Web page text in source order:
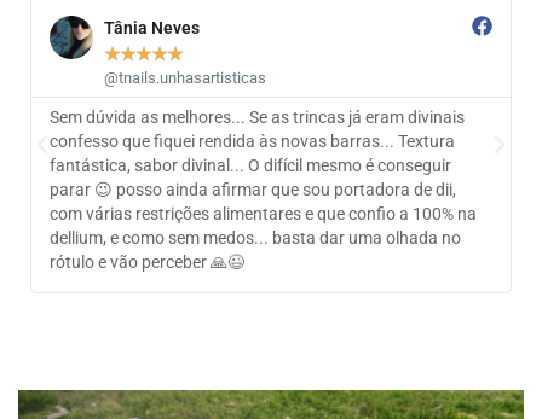
Tânia Neves
★★★★★
@tnails.unhasartisticas
Sem dúvida as melhores... Se as trincas já eram divinais
confesso que fiquei rendida às novas barras... Textura
fantástica, sabor divinal... O difícil mesmo é conseguir
parar 😉 posso ainda afirmar que sou portadora de dii,
com várias restrições alimentares e que confio a 100% na
dellium, e como sem medos... basta dar uma olhada no
rótulo e vão perceber 🙏😉